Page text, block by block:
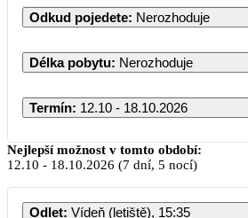
Odkud pojedete: Nerozhoduje
Délka pobytu: Nerozhoduje
Termín: 12.10 - 18.10.2026
Říjen 2026
PO ÚT ST ČT
Nejlepší možnost v tomto období:
12.10 - 18.10.2026 (7 dní, 5 nocí)
Odlet: Vídeň (letiště), 15:35